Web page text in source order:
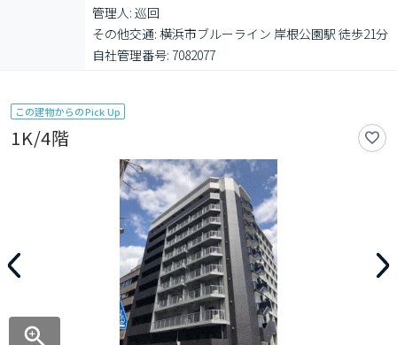
管理人: 巡回
その他交通: 横浜市ブルーライン 岸根公園駅 徒歩21分
自社管理番号: 7082077
この建物からのPick Up
1K/4階